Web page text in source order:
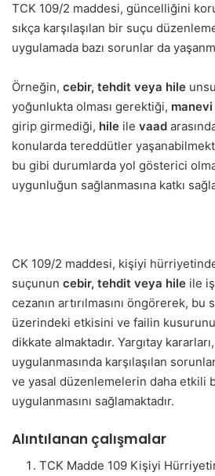
TCK 109/2 maddesi, güncelliğini
sıkça karşılaşılan bir suçu
uygulamada bazı sorunlar da
Örneğin, cebir, tehdit veya hile
yoğunlukta olması gerektiği,
girip girmediği, hile ile vaad
konularda tereddütler
bu gibi durumlarda yol gösterici
uygunluğun sağlanmasına katkı
CK 109/2 maddesi, kişiyi
suçunun cebir, tehdit veya hile ile
cezanın artırılmasını öngörerek, bu
üzerindeki etkisini ve failin kusurunu
dikkate almaktadır. Yargıtay
uygulanmasında karşılaşılan
ve yasal düzenlemelerin daha etkili
uygulanmasını sağlamaktadır.
Alıntılanan çalışmalar
TCK Madde 109 Kişiyi